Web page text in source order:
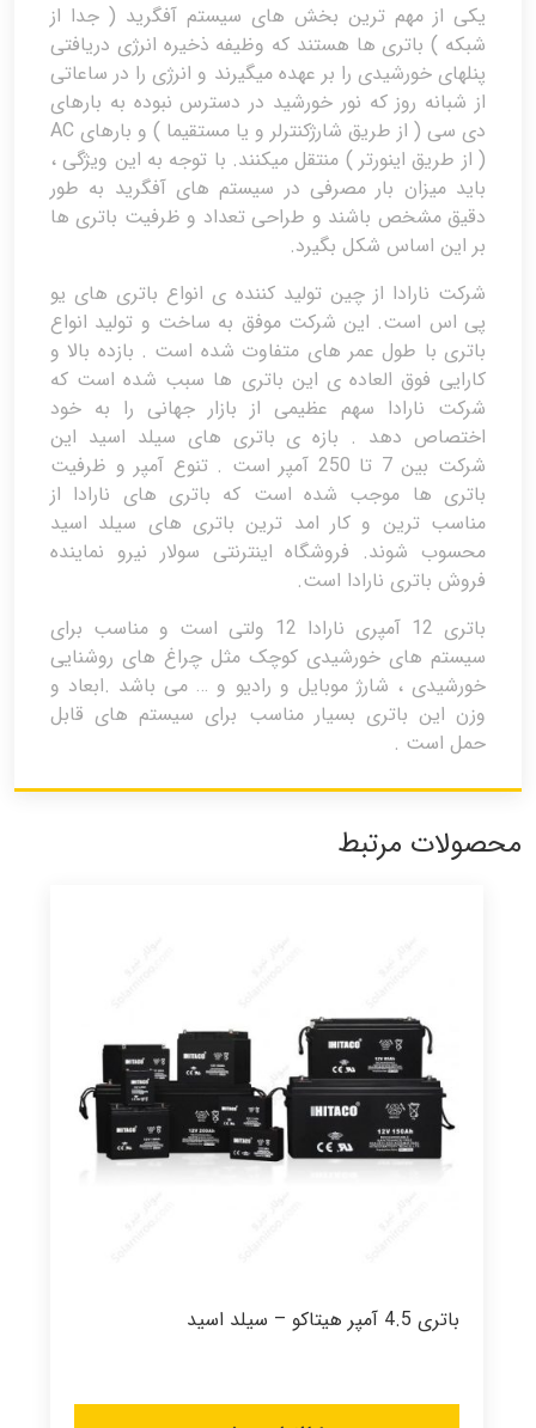
یکی از مهم ترین بخش های سیستم آفگرید ( جدا از
شبکه ) باتری ها هستند که وظیفه ذخیره انرژی دریافتی
پنلهای خورشیدی را بر عهده میگیرند و انرژی را در ساعاتی
از شبانه روز که نور خورشید در دسترس نبوده به بارهای
دی سی ( از طریق شارژکنترلر و یا مستقیما ) و بارهای AC
( از طریق اینورتر ) منتقل میکنند. با توجه به این ویژگی ،
باید میزان بار مصرفی در سیستم های آفگرید به طور
دقیق مشخص باشند و طراحی تعداد و ظرفیت باتری ها
بر این اساس شکل بگیرد.
شرکت نارادا از چین تولید کننده ی انواع باتری های یو
پی اس است. این شرکت موفق به ساخت و تولید انواع
باتری با طول عمر های متفاوت شده است . بازده بالا و
کارایی فوق العاده ی این باتری ها سبب شده است که
شرکت نارادا سهم عظیمی از بازار جهانی را به خود
اختصاص دهد . بازه ی باتری های سیلد اسید این
شرکت بین 7 تا 250 آمپر است . تنوع آمپر و ظرفیت
باتری ها موجب شده است که باتری های نارادا از
مناسب ترین و کار امد ترین باتری های سیلد اسید
محسوب شوند. فروشگاه اینترنتی سولار نیرو نماینده
فروش باتری نارادا است.
باتری 12 آمپری نارادا 12 ولتی است و مناسب برای
سیستم های خورشیدی کوچک مثل چراغ های روشنایی
خورشیدی ، شارژ موبایل و رادیو و … می باشد .ابعاد و
وزن این باتری بسیار مناسب برای سیستم های قابل
حمل است .
محصولات مرتبط
باتری 4.5 آمپر هیتاکو – سیلد اسید